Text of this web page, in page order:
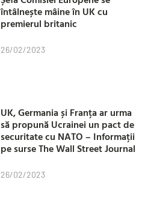
întâlnește mâine în UK cu
premierul britanic
26/02/2023
UK, Germania și Franța ar urma
să propună Ucrainei un pact de
securitate cu NATO – Informații
pe surse The Wall Street Journal
26/02/2023